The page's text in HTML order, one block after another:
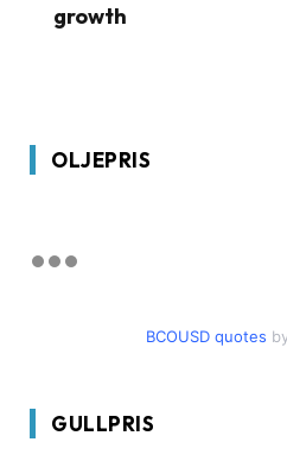
growth
OLJEPRIS
BCOUSD quotes
GULLPRIS